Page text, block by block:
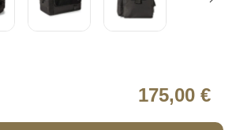
175,00 €